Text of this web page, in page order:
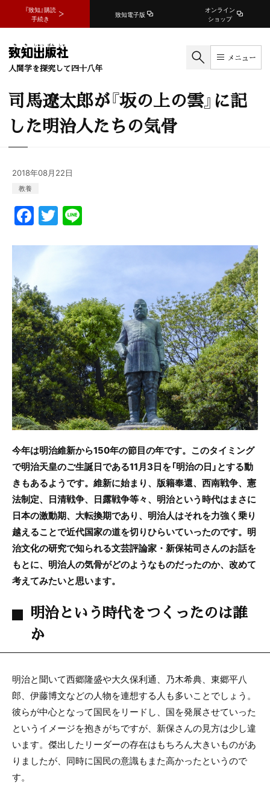
『致知』購読
手続き
致知電子版
オンライン
ショップ
人間学を探究して四十八年
メニュー
司馬遼太郎が『坂の上の雲』に記
した明治人たちの気骨
2018年08月22日
教養
F
a
c
b
o
o
k
T
w
itte
今年は明治維新から150年の節目の年です。このタイミング
で明治天皇のご生誕日である11月3日を「明治の日」とする動
きもあるようです。維新に始まり、版籍奉還、西南戦争、憲
法制定、日清戦争、日露戦争等々、明治という時代はまさに
日本の激動期、大転換期であり、明治人はそれを力強く乗り
越えることで近代国家の道を切りひらいていったのです。明
治文化の研究で知られる文芸評論家・新保祐司さんのお話を
もとに、明治人の気骨がどのようなものだったのか、改めて
考えてみたいと思います。
明治という時代をつくったのは誰
か
明治と聞いて西郷隆盛や大久保利通、乃木希典、東郷平八
郎、伊藤博文などの人物を連想する人も多いことでしょう。
彼らが中心となって国民をリードし、国を発展させていった
というイメージを抱きがちですが、新保さんの見方は少し違
います。傑出したリーダーの存在はもちろん大きいものがあ
りましたが、同時に国民の意識もまた高かったというので
す。